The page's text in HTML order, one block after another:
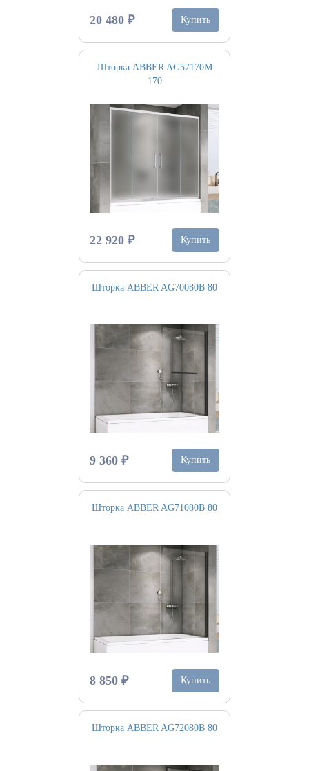
20 480 ₽ Купить
Шторка ABBER AG57170M
170
22 920 ₽ Купить
Шторка ABBER AG70080B 80
9 360 ₽ Купить
Шторка ABBER AG71080B 80
8 850 ₽ Купить
Шторка ABBER AG72080B 80